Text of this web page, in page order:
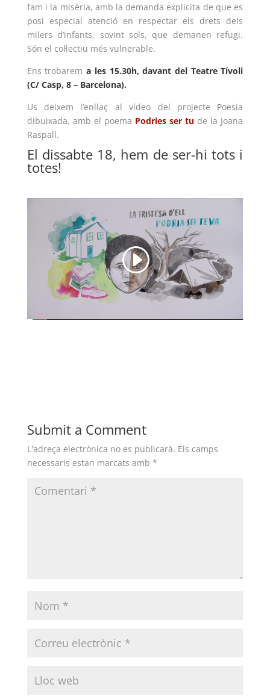
fam i la misèria, amb la demanda explicita de que es
posi especial atenció en respectar els drets dels
milers d’infants, sovint sols, que demanen refugi.
Són el col·lectiu més vulnerable.
Ens trobarema les 15.30h, davant del Teatre Tívoli
(C/ Casp, 8 – Barcelona).
Us deixem l’enllaç al vídeo del projecte Poesia
dibuixada, amb el poema Podries ser tu de la Joana
Raspall.
El dissabte 18, hem de ser-hi tots i
totes!
Submit a Comment
L'adreça electrònica no es publicarà. Els camps
necessaris estan marcats amb *
L'equip
Missió i valors
Els comptes clars
Memòria d'activitats
Proposta educativa
ACTUALITAT
Notícies
Fundesplai als mitjans
Xarxes socials
COL·LABORA